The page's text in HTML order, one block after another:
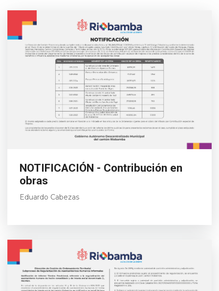
NOTIFICACIÓN - Contribución en
obras
Eduardo Cabezas